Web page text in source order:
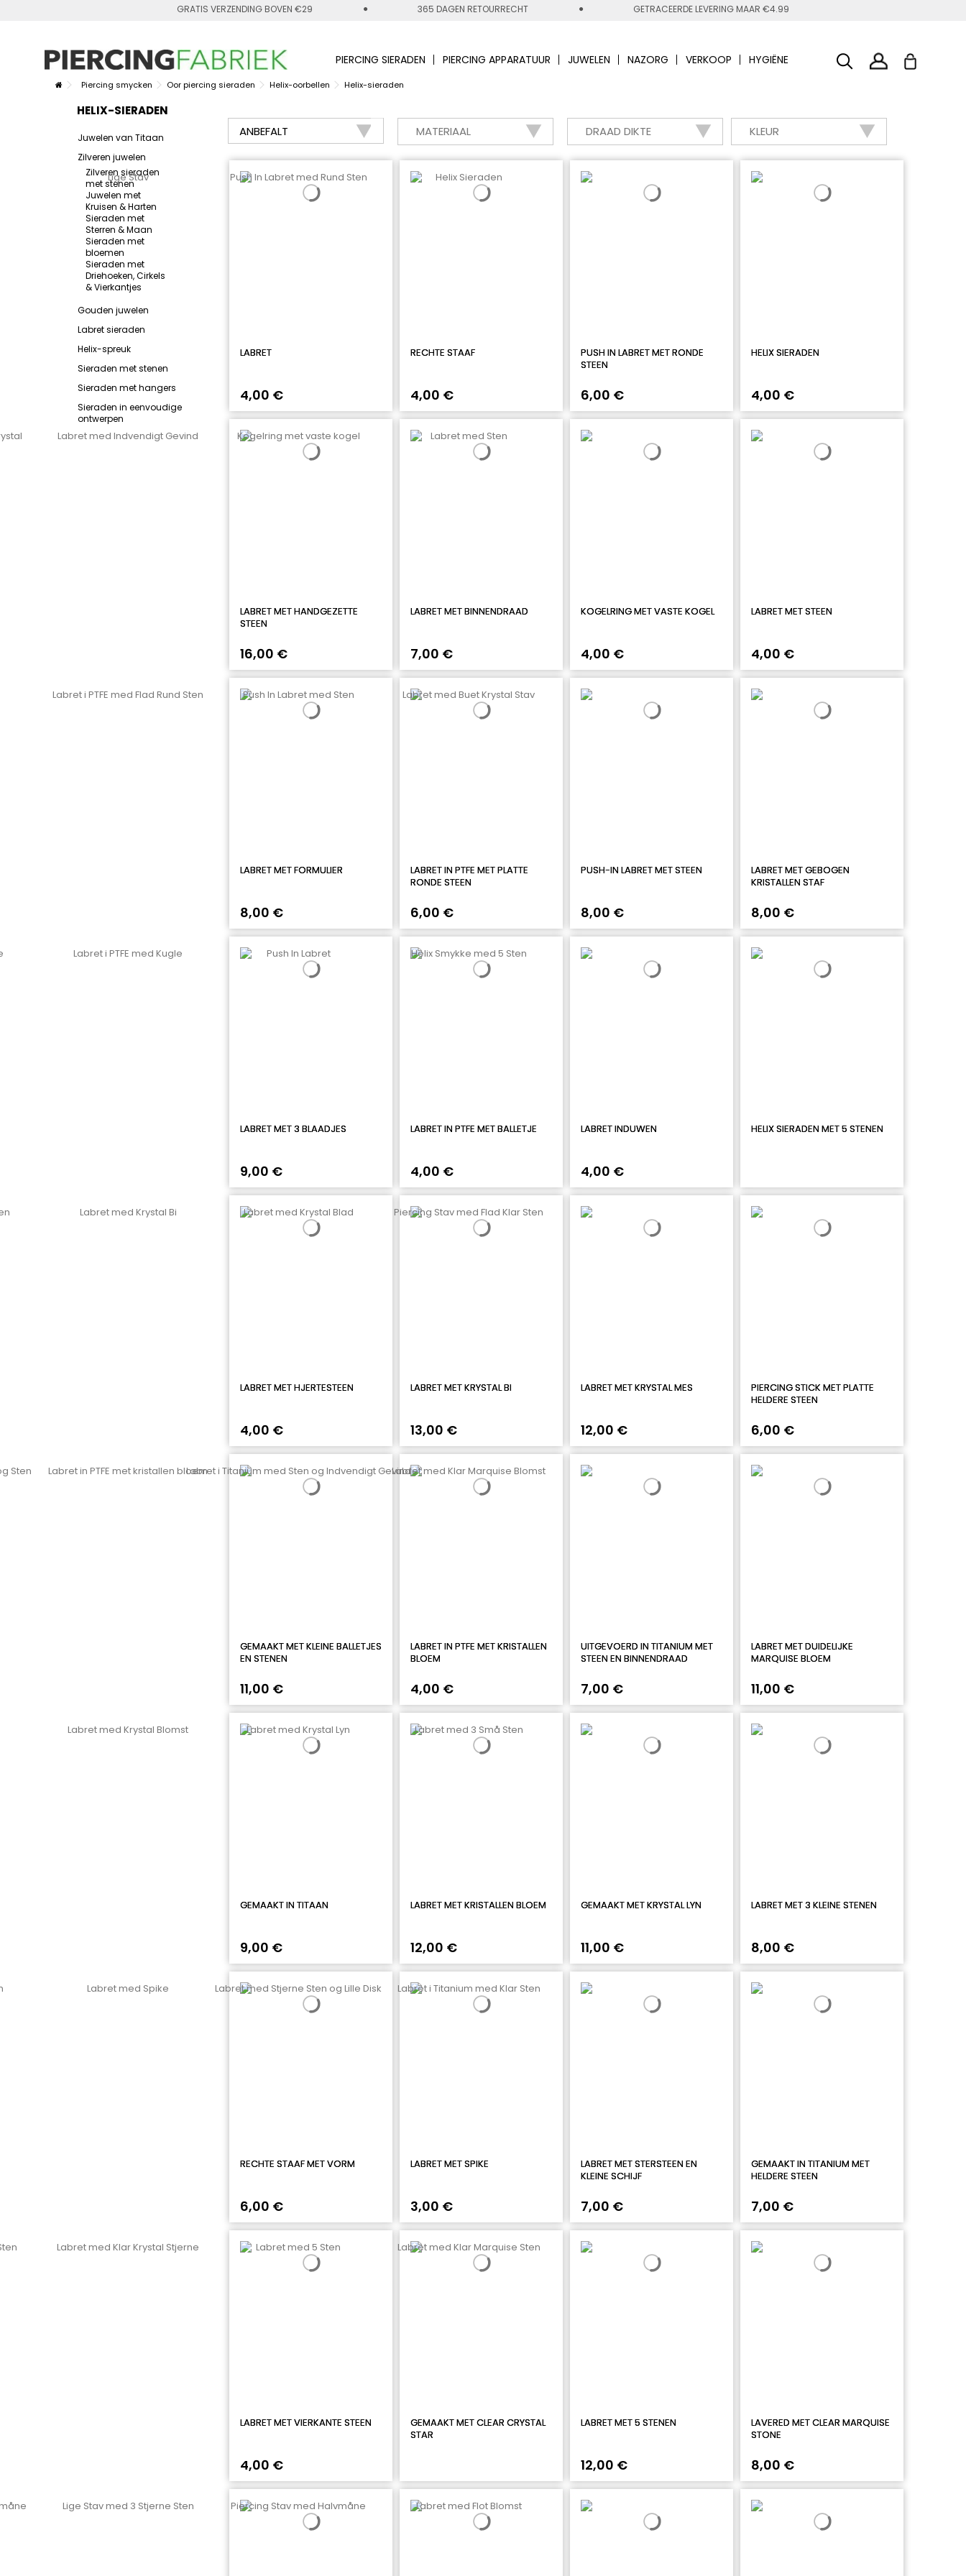
GRATIS VERZENDING BOVEN €29 365 DAGEN RETOURRECHT GETRACEERDE LEVERING MAAR €4.99
PIERCING SIERADEN PIERCING APPARATUUR JUWELEN NAZORG VERKOOP HYGIËNE
Piercing smycken Oor piercing sieraden Helix-oorbellen Helix-sieraden
HELIX-SIERADEN
Juwelen van Titaan
Zilveren juwelen
Zilveren sieraden
met stenen
Juwelen met
Kruisen & Harten
Sieraden met
Sterren & Maan
Sieraden met
bloemen
Sieraden met
Driehoeken, Cirkels
& Vierkantjes
Gouden juwelen
Labret sieraden
Helix-spreuk
Sieraden met stenen
Sieraden met hangers
Sieraden in eenvoudige
ontwerpen
MATERIAAL DRAAD DIKTE KLEUR
LABRET
4,00 €
RECHTE STAAF
4,00 €
PUSH IN LABRET MET RONDE
STEEN
6,00 €
HELIX SIERADEN
4,00 €
LABRET MET HANDGEZETTE
STEEN
16,00 €
LABRET MET BINNENDRAAD
7,00 €
KOGELRING MET VASTE KOGEL
4,00 €
LABRET MET STEEN
4,00 €
LABRET MET FORMULIER
8,00 €
LABRET IN PTFE MET PLATTE
RONDE STEEN
6,00 €
PUSH-IN LABRET MET STEEN
8,00 €
LABRET MET GEBOGEN
KRISTALLEN STAF
8,00 €
LABRET MET 3 BLAADJES
9,00 €
LABRET IN PTFE MET BALLETJE
4,00 €
LABRET INDUWEN
4,00 €
HELIX SIERADEN MET 5 STENEN
LABRET MET HJERTESTEEN
4,00 €
LABRET MET KRYSTAL BI
13,00 €
LABRET MET KRYSTAL MES
12,00 €
PIERCING STICK MET PLATTE
HELDERE STEEN
6,00 €
GEMAAKT MET KLEINE BALLETJES
EN STENEN
11,00 €
LABRET IN PTFE MET KRISTALLEN
BLOEM
4,00 €
UITGEVOERD IN TITANIUM MET
STEEN EN BINNENDRAAD
7,00 €
LABRET MET DUIDELIJKE
MARQUISE BLOEM
11,00 €
GEMAAKT IN TITAAN
9,00 €
LABRET MET KRISTALLEN BLOEM
12,00 €
GEMAAKT MET KRYSTAL LYN
11,00 €
LABRET MET 3 KLEINE STENEN
8,00 €
RECHTE STAAF MET VORM
6,00 €
LABRET MET SPIKE
3,00 €
LABRET MET STERSTEEN EN
KLEINE SCHIJF
7,00 €
GEMAAKT IN TITANIUM MET
HELDERE STEEN
7,00 €
LABRET MET VIERKANTE STEEN
4,00 €
GEMAAKT MET CLEAR CRYSTAL
STAR
LABRET MET 5 STENEN
12,00 €
LAVERED MET CLEAR MARQUISE
STONE
8,00 €